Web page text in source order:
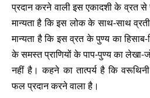
प्रदान करने वाली इस एकादशी के व्रत से
मान्यता है कि इस लोक के साथ-साथ
मान्यता है कि इस व्रत के पुण्य का
के समस्त प्राणियों के पाप-पुण्य का लेखा-
नहीं है। कहने का तात्पर्य है कि
फल प्रदान करने वाला है।